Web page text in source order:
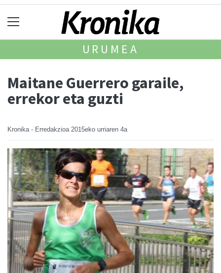
URUMEA
Maitane Guerrero garaile,
errekor eta guzti
Kronika - Erredakzioa 2015eko urriaren 4a